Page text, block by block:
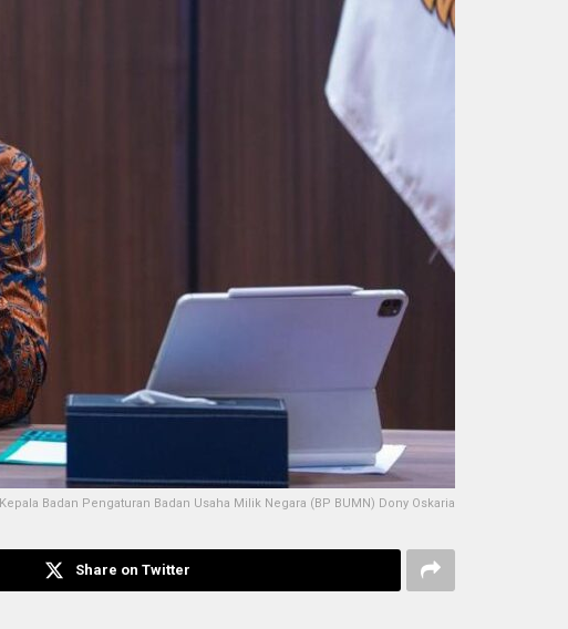
Kepala Badan Pengaturan Badan Usaha Milik Negara (BP BUMN) Dony Oskaria
Share on Twitter